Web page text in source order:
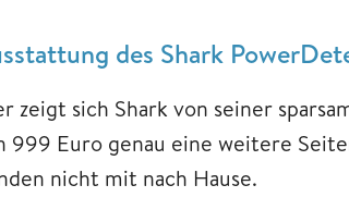
des Shark
zeigt sich Shark von seiner
999 Euro genau eine weitere
nicht mit nach Hause.